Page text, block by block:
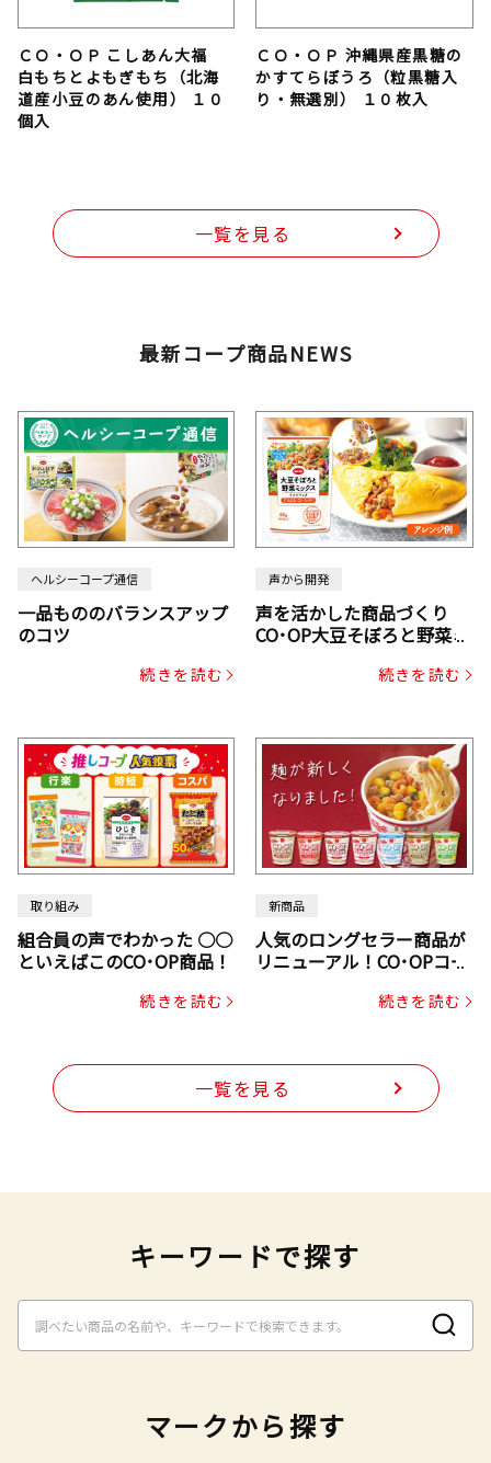
ＣＯ・ＯＰ こしあん大福
白もちとよもぎもち（北海
道産小豆のあん使用） １０
個入
ＣＯ・ＯＰ 沖縄県産黒糖の
かすてらぼうろ（粒黒糖入
り・無選別） １０枚入
一覧を見る
最新コープ商品NEWS
ヘルシーコープ通信
一品もののバランスアップ
のコツ
続きを読む
声から開発
声を活かした商品づくり
CO･OP大豆そぼろと野菜ミ
じん・コーン入り）続きを読む
取り組み
組合員の声でわかった ○○
といえばこのCO･OP商品！
続きを読む
新商品
人気のロングセラー商品が
リニューアル！CO･OPコー
続きを読む
一覧を見る
キーワードで探す
マークから探す